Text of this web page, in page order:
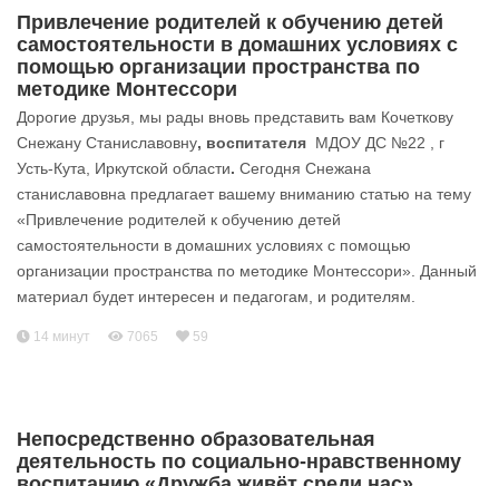
Привлечение родителей к обучению детей
самостоятельности в домашних условиях с
помощью организации пространства по
методике Монтессори
Дорогие друзья, мы рады вновь представить вам Кочеткову
Снежану Станиславовну, воспитателя МДОУ ДС №22 , г
Усть-Кута, Иркутской области. Сегодня Снежана
станиславовна предлагает вашему вниманию статью на тему
«Привлечение родителей к обучению детей
самостоятельности в домашних условиях с помощью
организации пространства по методике Монтессори». Данный
материал будет интересен и педагогам, и родителям.
14 минут 7065 59
Непосредственно образовательная
деятельность по социально-нравственному